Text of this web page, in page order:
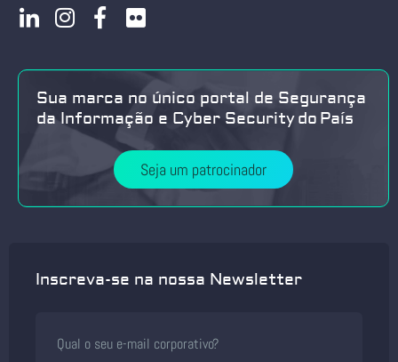
Sua marca no único portal de Segurança
da Informação e Cyber Security do País
Seja um patrocinador
Inscreva-se na nossa Newsletter